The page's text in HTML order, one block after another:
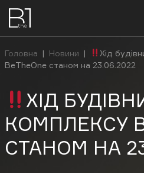
About the
Планировка
Business
Головна | Новини | Хід
BeTheOne станом на 23.06.2022
ХІД
КОМПЛЕКСУ
СТАНОМ НА